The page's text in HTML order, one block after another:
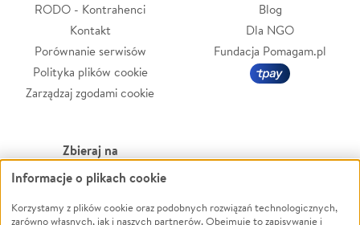
RODO - Kontrahenci
Kontakt
Porównanie serwisów
Polityka plików cookie
Zarządzaj zgodami cookie
Blog
Dla NGO
Fundacja Pomagam.pl
Zbieraj na
Leczenie
Zwierzęta
Powódź
Informacje o plikach cookie
Korzystamy z plików cookie oraz podobnych rozwiązań technologicznych,
zarówno własnych, jak i naszych partnerów. Obejmuje to zapisywanie i